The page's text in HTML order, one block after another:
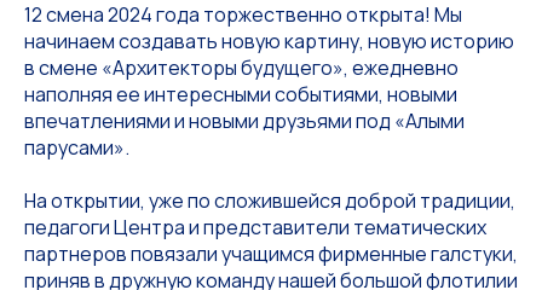
12 смена 2024 года торжественно открыта! Мы
начинаем создавать новую картину, новую историю
в смене «Архитекторы будущего», ежедневно
наполняя ее интересными событиями, новыми
впечатлениями и новыми друзьями под «Алыми
парусами».
На открытии, уже по сложившейся доброй традиции,
педагоги Центра и представители тематических
партнеров повязали учащимся фирменные галстуки,
приняв в дружную команду нашей большой флотилии